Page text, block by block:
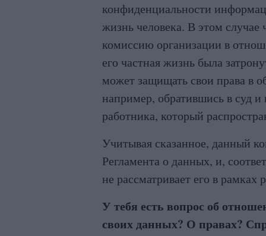
конфиденциальности
жизнь человека. В этом
комиссию организации в
его частная жизнь была
может защищать свои права в
например, обратившись в суд
работника, который
Учитывая сказанное, данный
Регламента о данных, и,
не рассматривает его в рамках
У тебя есть вопрос об
своих данных? О правах?